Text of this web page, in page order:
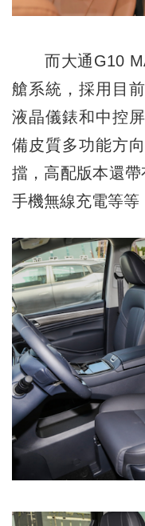
而大通G10
艙系統，採用目
液晶儀錶和中控
備皮質多功能方
擋，高配版本還
手機無線充電等等